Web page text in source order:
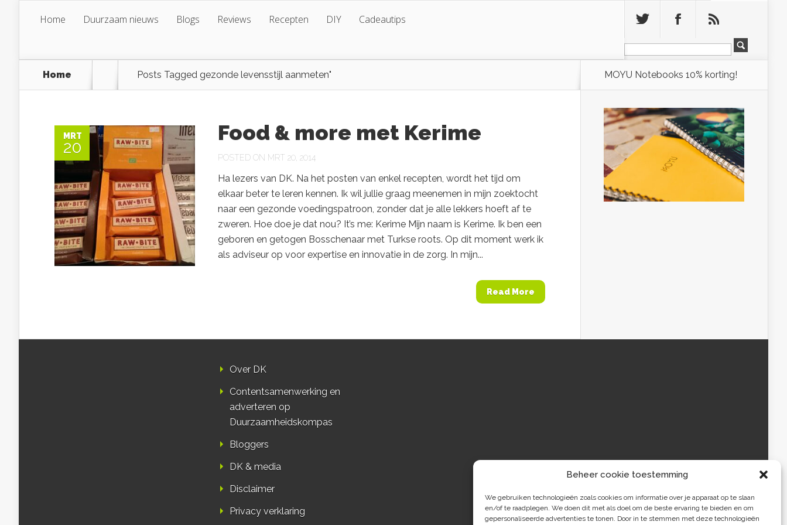
Beheer cookie toestemming
We gebruiken technologieën zoals cookies om informatie over je apparaat op te slaan
en/of te raadplegen. We doen dit met als doel om de beste ervaring te bieden en om
gepersonaliseerde advertenties te tonen. Door in te stemmen met deze technologieën
Home Duurzaam nieuws Blogs Reviews Recepten DIY Cadeautips
Home Posts Tagged gezonde levensstijl aanmeten"
MRT
20
Food & more met Kerime
POSTED ON MRT 20, 2014
Ha lezers van DK. Na het posten van enkel recepten, wordt het tijd om
elkaar beter te leren kennen. Ik wil jullie graag meenemen in mijn zoektocht
naar een gezonde voedingspatroon, zonder dat je alle lekkers hoeft af te
zweren. Hoe doe je dat nou? It’s me: Kerime Mijn naam is Kerime. Ik ben een
geboren en getogen Bosschenaar met Turkse roots. Op dit moment werk ik
als adviseur op voor expertise en innovatie in de zorg. In mijn...
Read More
MOYU Notebooks 10% korting!
Over DK
Contentsamenwerking en
adverteren op
Duurzaamheidskompas
Bloggers
DK & media
Disclaimer
Privacy verklaring